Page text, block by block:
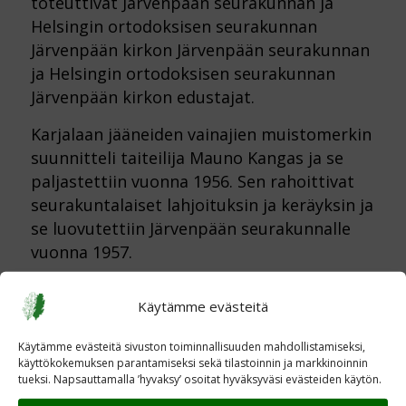
Käytämme evästeitä
Käytämme evästeitä sivuston toiminnallisuuden mahdollistamiseksi,
käyttökokemuksen parantamiseksi sekä tilastoinnin ja markkinoinnin
tueksi. Napsauttamalla ’hyvaksy’ osoitat hyväksyväsi evästeiden käytön.
Helsingin ortodoksisen seurakunnan
Järvenpään kirkon Järvenpään seurakunnan
ja Helsingin ortodoksisen seurakunnan
Järvenpään kirkon edustajat.
Karjalaan jääneiden vainajien muistomerkin
suunnitteli taiteilija Mauno Kangas ja se
paljastettiin vuonna 1956. Sen rahoittivat
seurakuntalaiset lahjoituksin ja keräyksin ja
se luovutettiin Järvenpään seurakunnalle
vuonna 1957.